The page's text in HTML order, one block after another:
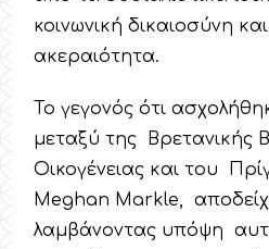
κοινωνική δικαιοσύνη
ακεραιότητα.
Το γεγονός ότι
μεταξύ της Βρετανικής
Οικογένειας και του
Meghan Markle,
λαμβάνοντας υπόψη